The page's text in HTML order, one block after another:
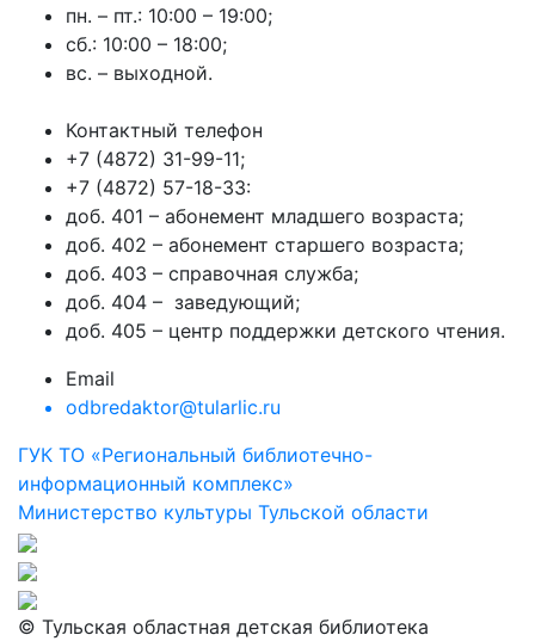
пн. – пт.: 10:00 – 19:00;
сб.: 10:00 – 18:00;
вс. – выходной.
Контактный телефон
+7 (4872) 31-99-11;
+7 (4872) 57-18-33:
доб. 401 – абонемент младшего возраста;
доб. 402 – абонемент старшего возраста;
доб. 403 – справочная служба;
доб. 404 – заведующий;
доб. 405 – центр поддержки детского чтения.
Email
odbredaktor@tularlic.ru
ГУК ТО «Региональный библиотечно-
информационный комплекс»
Министерство культуры Тульской области
© Тульская областная детская библиотека